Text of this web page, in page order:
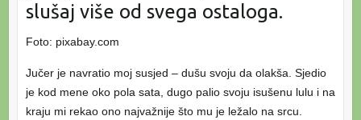
slušaj više od svega ostaloga.
Foto: pixabay.com
Jučer je navratio moj susjed – dušu svoju da olakša. Sjedio
je kod mene oko pola sata, dugo palio svoju isušenu lulu i na
kraju mi rekao ono najvažnije što mu je ležalo na srcu.